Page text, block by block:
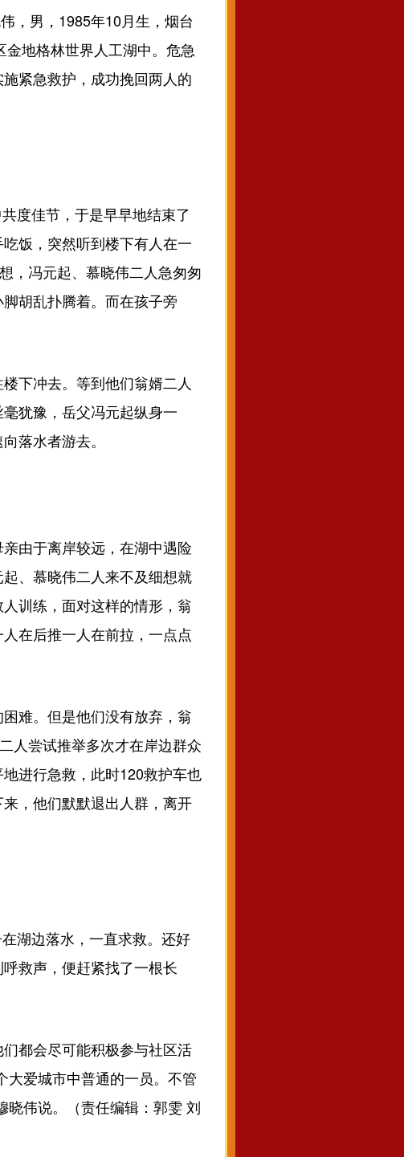
，男，1985年10月生，烟台
地格林世界人工湖中。危急
紧急救护，成功挽回两人的
度佳节，于是早早地结束了
饭，突然听到楼下有人在一
，冯元起、慕晓伟二人急匆匆
胡乱扑腾着。而在孩子旁
下冲去。等到他们翁婿二人
犹豫，岳父冯元起纵身一
落水者游去。
由于离岸较远，在湖中遇险
、慕晓伟二人来不及细想就
训练，面对这样的情形，翁
在后推一人在前拉，一点点
难。但是他们没有放弃，翁
人尝试推举多次才在岸边群众
进行急救，此时120救护车也
，他们默默退出人群，离开
湖边落水，一直求救。还好
救声，便赶紧找了一根长
都会尽可能积极参与社区活
大爱城市中普通的一员。不管
晓伟说。（责任编辑：郭雯 刘